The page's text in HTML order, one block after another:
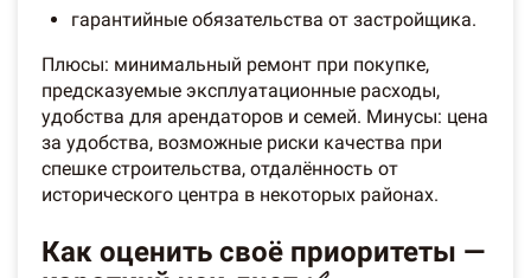
гарантийные обязательства от застройщика.
Плюсы: минимальный ремонт при покупке,
предсказуемые эксплуатационные расходы,
удобства для арендаторов и семей. Минусы: цена
за удобства, возможные риски качества при
спешке строительства, отдалённость от
исторического центра в некоторых районах.
Как оценить своё приоритеты —